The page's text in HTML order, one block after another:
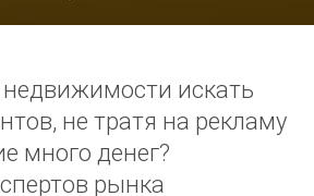
недвижимости искать
не тратя на рекламу
много денег?
рынка